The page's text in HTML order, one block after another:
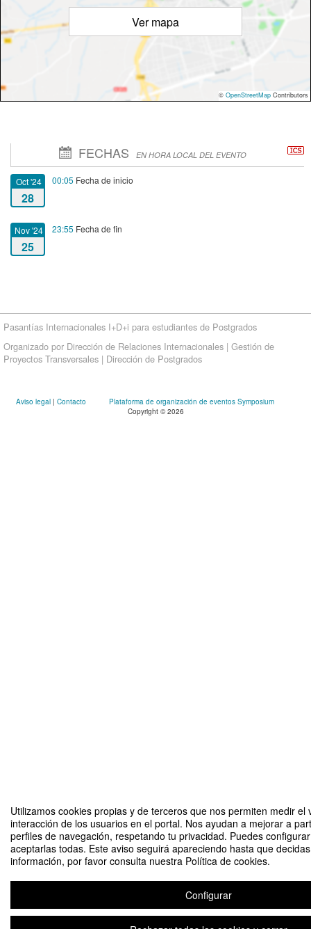
Utilizamos cookies propias y de terceros que nos permiten medir el
interacción de los usuarios en el portal. Nos ayudan a mejorar a
perfiles de navegación, respetando tu privacidad. Puedes
aceptarlas todas. Este aviso seguirá apareciendo hasta que
información, por favor consulta nuestra Política de cookies.
Configurar
Ver mapa
© OpenStreetMap Contributors
FECHAS EN HORA LOCAL DEL EVENTO
Oct '24
28
00:05 Fecha de inicio
Nov '24
25
23:55 Fecha de fin
Pasantías Internacionales I+D+i para estudiantes de Postgrados
Organizado por Dirección de Relaciones Internacionales | Gestión de
Proyectos Transversales | Dirección de Postgrados
Aviso legal | Contacto
Plataforma de organización de eventos Symposium
Copyright © 2026